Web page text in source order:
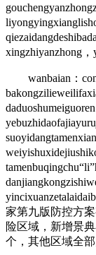
xingzhiyanzhong，
wanbaian：
家第九版防控方
险区域，新增景
个，其他区域全部